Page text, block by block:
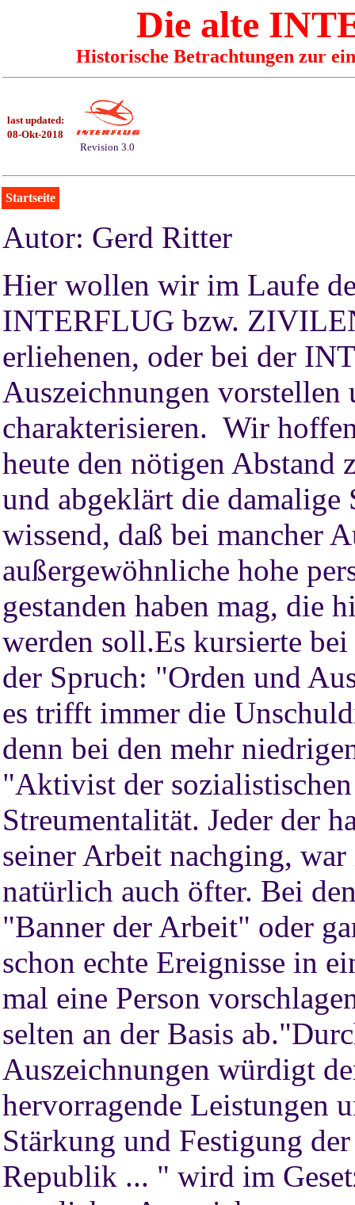
Die alte
Historische Betrachtungen zur
last updated:
08-Okt-2018
Revision 3.0
Startseite
Autor: Gerd Ritter
Hier wollen wir im Laufe
INTERFLUG bzw.
erliehenen, oder bei der
Auszeichnungen
charakterisieren. Wir
heute den nötigen Abstand
und abgeklärt die
wissend, daß bei mancher
außergewöhnliche hohe
gestanden haben mag, die
werden soll.Es kursierte
der Spruch: "Orden und
es trifft immer die
denn bei den mehr
"Aktivist der
Streumentalität. Jeder der
seiner Arbeit nachging,
natürlich auch öfter. Bei
"Banner der Arbeit" oder
schon echte Ereignisse in
mal eine Person
selten an der Basis
Auszeichnungen würdigt
hervorragende Leistungen
Stärkung und Festigung
Republik ... " wird im